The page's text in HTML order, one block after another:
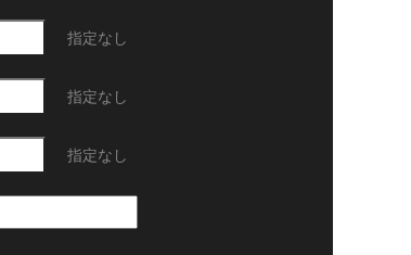
指定なし
指定なし
指定なし